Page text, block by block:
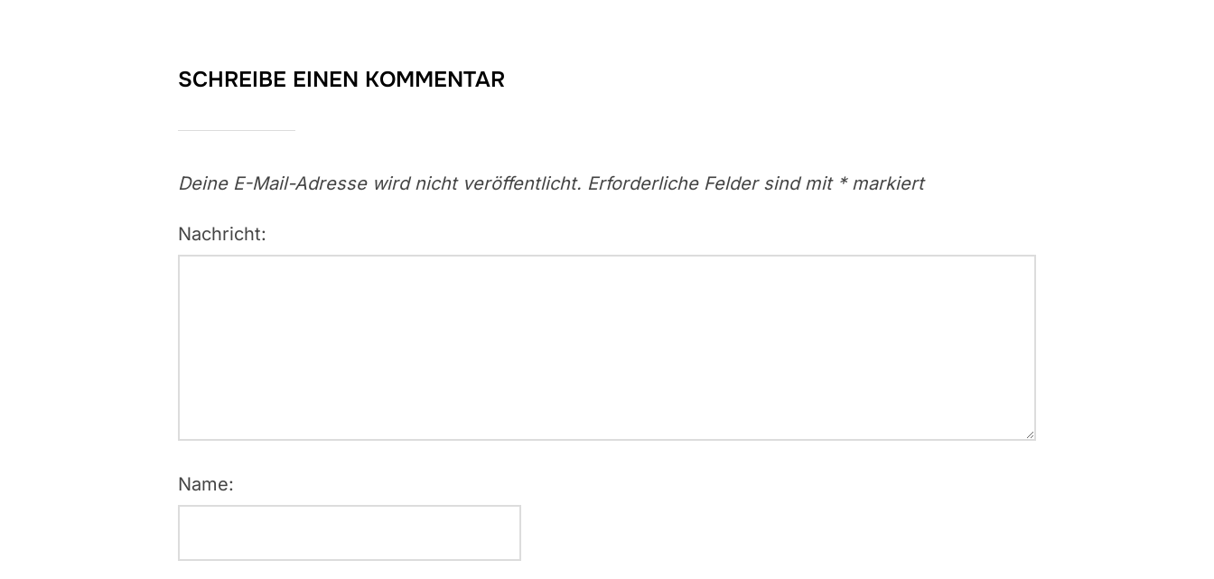
SCHREIBE EINEN KOMMENTAR
Deine E-Mail-Adresse wird nicht veröffentlicht. Erforderliche Felder sind mit *markiert
Nachricht:
Name: